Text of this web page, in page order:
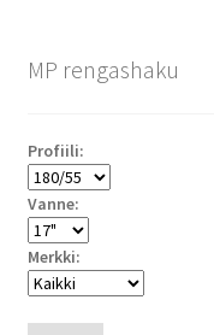
MP rengashaku
Profiili:
Vanne:
Merkki: